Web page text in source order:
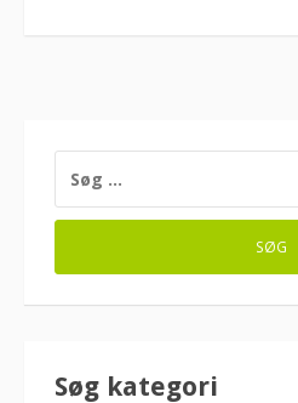
EFTER:
Søg kategori